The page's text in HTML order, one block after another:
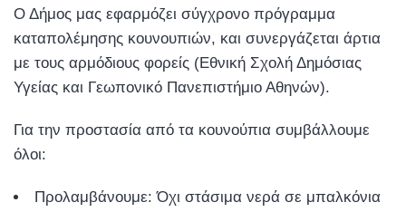
Ο Δήμος μας εφαρμόζει σύγχρονο πρόγραμμα
καταπολέμησης κουνουπιών, και συνεργάζεται άρτια
με τους αρμόδιους φορείς (Εθνική Σχολή Δημόσιας
Υγείας και Γεωπονικό Πανεπιστήμιο Αθηνών).
Για την προστασία από τα κουνούπια συμβάλλουμε
όλοι:
Προλαμβάνουμε: Όχι στάσιμα νερά σε μπαλκόνια